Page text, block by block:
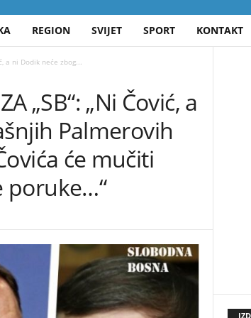
REGION SVIJET SPORT KONTAKT
a ni Dodik neće zbog...
„SB“: „Ni Čović, a
Palmerovih
će mučiti
poruke…“